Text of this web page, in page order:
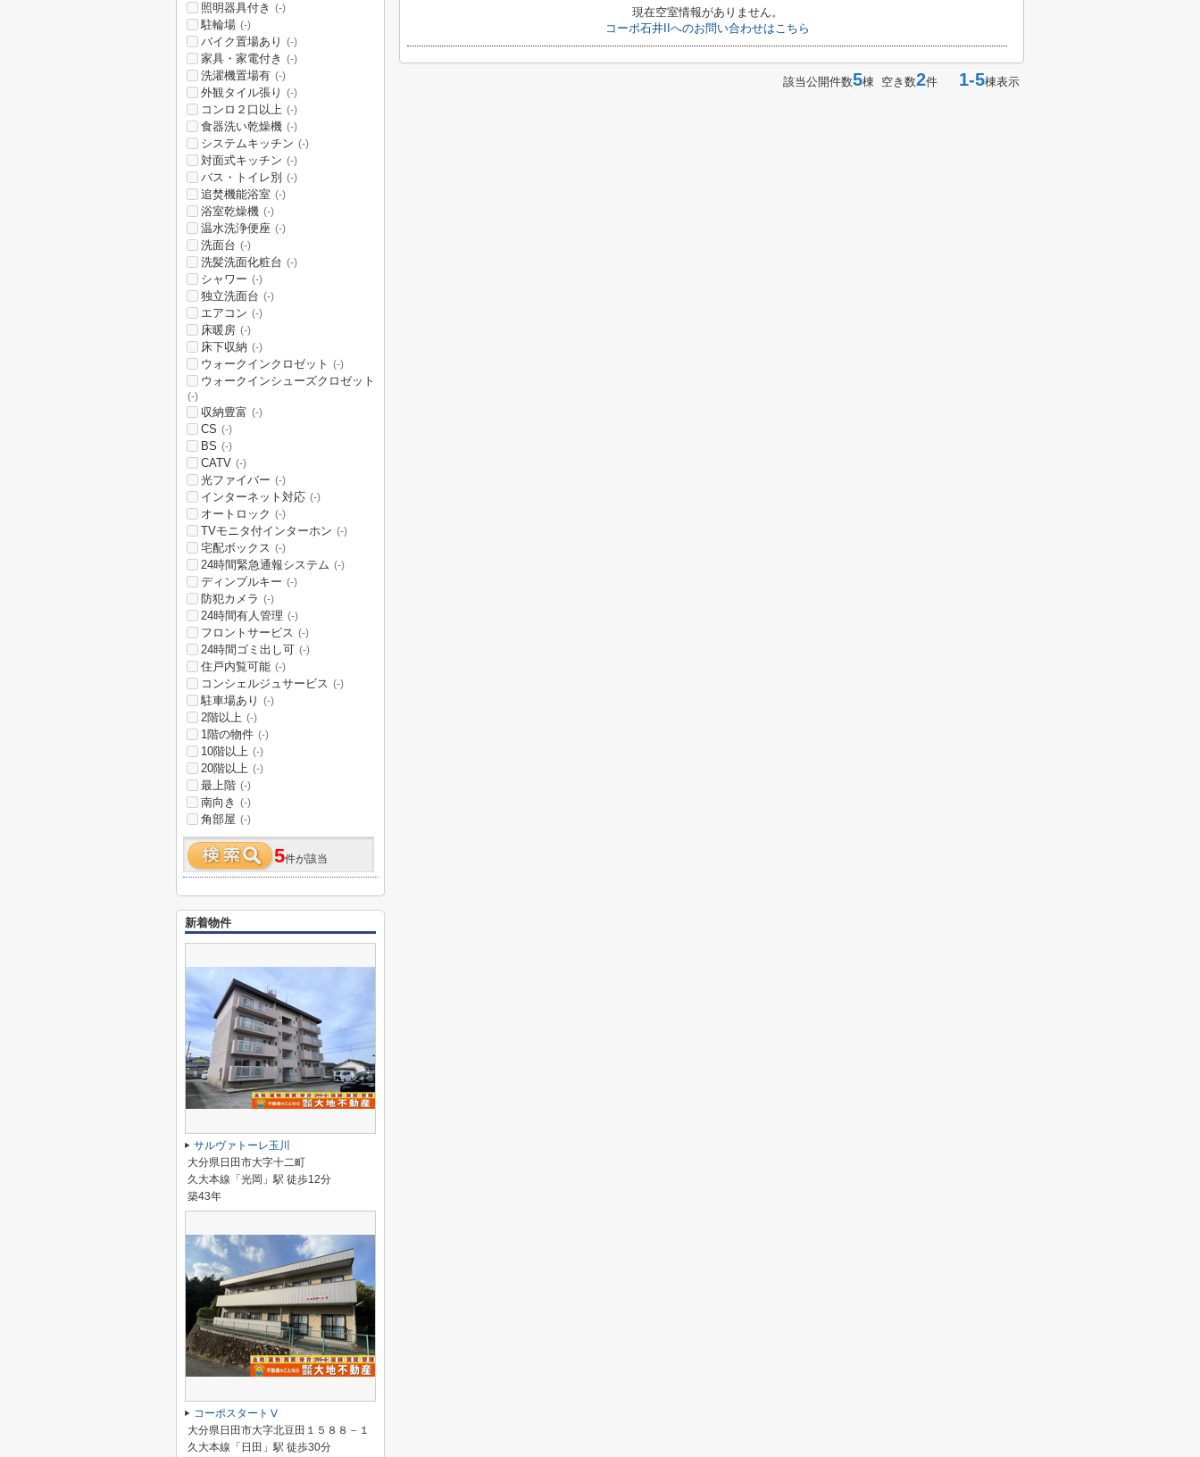
現在空室情報がありません。
コーポ石井IIへのお問い合わせはこちら
該当公開件数5棟 空き数2件 1-5棟表示
照明器具付き (-)
駐輪場 (-)
バイク置場あり (-)
家具・家電付き (-)
洗濯機置場有 (-)
外観タイル張り (-)
コンロ２口以上 (-)
食器洗い乾燥機 (-)
システムキッチン (-)
対面式キッチン (-)
バス・トイレ別 (-)
追焚機能浴室 (-)
浴室乾燥機 (-)
温水洗浄便座 (-)
洗面台 (-)
洗髪洗面化粧台 (-)
シャワー (-)
独立洗面台 (-)
エアコン (-)
床暖房 (-)
床下収納 (-)
ウォークインクロゼット (-)
ウォークインシューズクロゼット
(-)
収納豊富 (-)
CS (-)
BS (-)
CATV (-)
光ファイバー (-)
インターネット対応 (-)
オートロック (-)
TVモニタ付インターホン (-)
宅配ボックス (-)
24時間緊急通報システム (-)
ディンプルキー (-)
防犯カメラ (-)
24時間有人管理 (-)
フロントサービス (-)
24時間ゴミ出し可 (-)
住戸内覧可能 (-)
コンシェルジュサービス (-)
駐車場あり (-)
2階以上 (-)
1階の物件 (-)
10階以上 (-)
20階以上 (-)
最上階 (-)
南向き (-)
角部屋 (-)
5件が該当
新着物件
サルヴァトーレ玉川
大分県日田市大字十二町
久大本線「光岡」駅 徒歩12分
築43年
コーポスタートⅤ
大分県日田市大字北豆田１５８８－１
久大本線「日田」駅 徒歩30分